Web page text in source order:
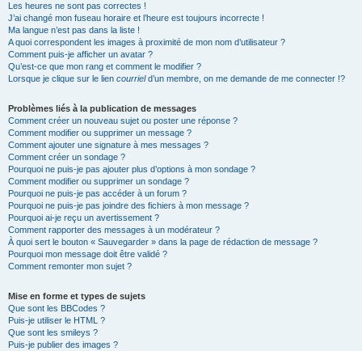
Les heures ne sont pas correctes !
J’ai changé mon fuseau horaire et l’heure est toujours incorrecte !
Ma langue n’est pas dans la liste !
A quoi correspondent les images à proximité de mon nom d’utilisateur ?
Comment puis-je afficher un avatar ?
Qu’est-ce que mon rang et comment le modifier ?
Lorsque je clique sur le lien courrield’un membre, on me demande de me connecter !?
Problèmes liés à la publication de messages
Comment créer un nouveau sujet ou poster une réponse ?
Comment modifier ou supprimer un message ?
Comment ajouter une signature à mes messages ?
Comment créer un sondage ?
Pourquoi ne puis-je pas ajouter plus d’options à mon sondage ?
Comment modifier ou supprimer un sondage ?
Pourquoi ne puis-je pas accéder à un forum ?
Pourquoi ne puis-je pas joindre des fichiers à mon message ?
Pourquoi ai-je reçu un avertissement ?
Comment rapporter des messages à un modérateur ?
À quoi sert le bouton « Sauvegarder » dans la page de rédaction de message ?
Pourquoi mon message doit être validé ?
Comment remonter mon sujet ?
Mise en forme et types de sujets
Que sont les BBCodes ?
Puis-je utiliser le HTML ?
Que sont les smileys ?
Puis-je publier des images ?